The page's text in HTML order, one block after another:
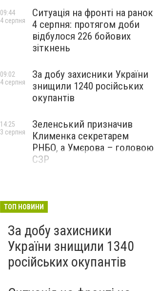
Ситуація на фронті на ранок
4 серпня: протягом доби
відбулося 226 бойових
зіткнень
09:44
4 серпня
За добу захисники України
знищили 1240 російських
окупантів
09:02
4 серпня
Зеленський призначив
Клименка секретарем
РНБО, а Умєрова – головою
СЗР
14:25
3 серпня
ТОП НОВИНИ
За добу захисники
України знищили 1340
російських окупантів